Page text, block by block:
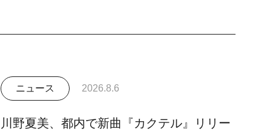
ニュース 2026.8.6
川野夏美、都内で新曲『カクテル』リリー